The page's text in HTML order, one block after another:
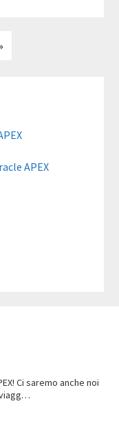
APEX
Ci saremo anche noi